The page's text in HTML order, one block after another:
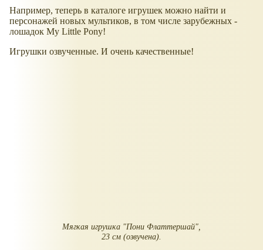
Например, теперь в каталоге игрушек можно найти и
персонажей новых мультиков, в том числе зарубежных -
лошадок My Little Pony!
Игрушки озвученные. И очень качественные!
Мягкая игрушка "Пони Флаттершай",
23 см (озвучена).